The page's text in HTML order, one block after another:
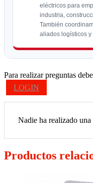
eléctricos para
industria,
También
aliados logísticos
Para realizar preguntas
LOGIN
Nadie ha realizado
Productos